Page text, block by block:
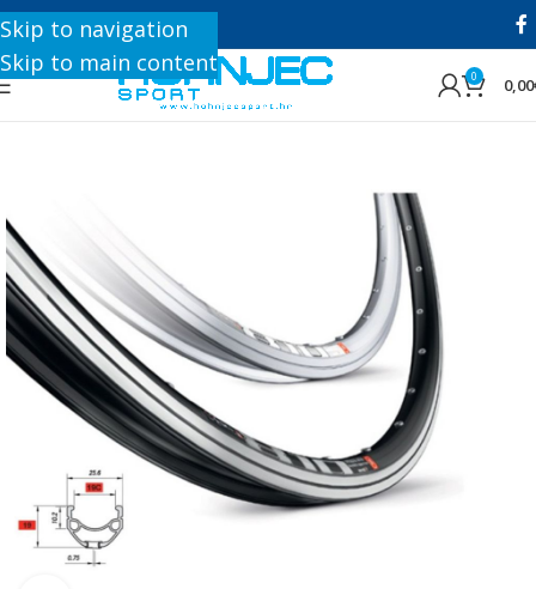
Skip to navigation
Skip to main content
+385 1 8896 200
0 0,00